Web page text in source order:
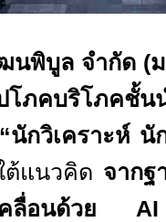
นพิบูล จำกัด (
โภคบริโภคชั้น
“นักวิเคราะห์
ต้แนวคิด จากฐ
คลื่อนด้วย